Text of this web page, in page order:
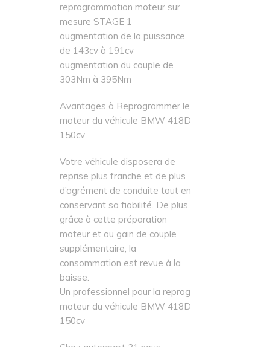
reprogrammation moteur sur
mesure STAGE 1
augmentation de la puissance
de 143cv à 191cv
augmentation du couple de
303Nm à 395Nm
Avantages à Reprogrammer le
moteur du véhicule BMW 418D
150cv
Votre véhicule disposera de
reprise plus franche et de plus
d’agrément de conduite tout en
conservant sa fiabilité. De plus,
grâce à cette préparation
moteur et au gain de couple
supplémentaire, la
consommation est revue à la
baisse.
Un professionnel pour la reprog
moteur du véhicule BMW 418D
150cv